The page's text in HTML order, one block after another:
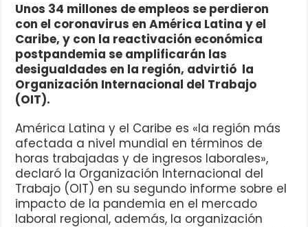
Unos 34 millones de empleos se perdieron
con el coronavirus en América Latina y el
Caribe, y con la reactivación económica
postpandemia se amplificarán las
desigualdades en la región, advirtió la
Organización Internacional del Trabajo
(OIT).
América Latina y el Caribe es «la región más
afectada a nivel mundial en términos de
horas trabajadas y de ingresos laborales»,
declaró la Organización Internacional del
Trabajo (OIT) en su segundo informe sobre el
impacto de la pandemia en el mercado
laboral regional, además, la organización